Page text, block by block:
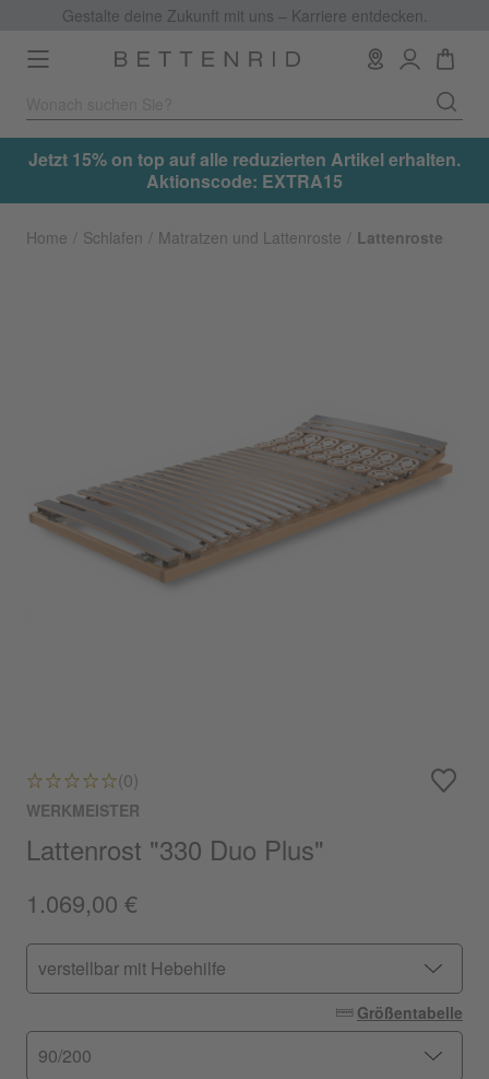
Gestalte deine Zukunft mit uns – Karriere entdecken.
Toggle
navigation
Jetzt 15% on top auf alle reduzierten Artikel erhalten.
Aktionscode: EXTRA15
Home Schlafen Matratzen und Lattenroste Lattenroste
(0)
WERKMEISTER
Lattenrost "330 Duo Plus"
1.069,00 €
verstellbar mit Hebehilfe
Größentabelle
90/200